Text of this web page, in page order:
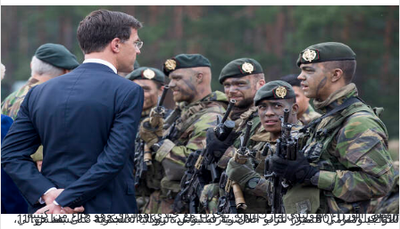
رئيس الوزراء الهولندي مارك روته يتحدث مع جندي هولندي وهو جزء من كتيبة
التواجد الأمامي المعزز للناتو خلال زيارته لقاعدة روكلا العسكرية على بعد حوالي 130 كيلومتراً (80 ميلاً) غرب العاصمة فيلنيوس، ليتوانيا ، الجمعة 3 أغسطس. 11، 2017